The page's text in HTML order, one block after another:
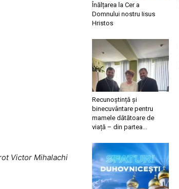
Victor Mihalachi
Înălțarea la Cer a
Domnului nostru Iisus
Hristos
Recunoștință și
binecuvântare pentru
mamele dătătoare de
viață – din partea...